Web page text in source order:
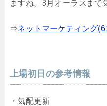
ますね。3月オーラスまで
⇒ネットマーケティング
上場初日の参考情報
・気配更新